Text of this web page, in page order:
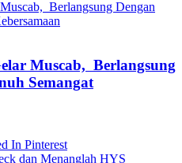
Muscab, Berlangsung
Semangat
In Pinterest